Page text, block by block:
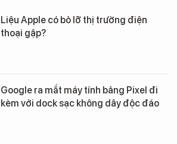
Liệu Apple có bỏ lỡ thị trường điện
thoại gập?
Google ra mắt máy tính bảng Pixel đi
kèm với dock sạc không dây độc đáo